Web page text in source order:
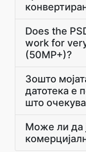
Does the
work for
(50MP+)?
Зошто
датотека е
што
Може ли да